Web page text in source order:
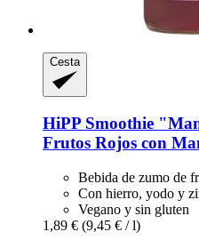
Cesta
HiPP Smoothie
Frutos Rojos con
Bebida de zumo de
Con hierro, yodo y
Vegano y sin gluten
1,89 € (9,45 € / l)